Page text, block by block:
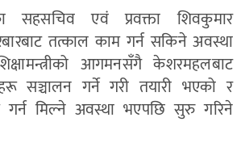
सहसचिव एवं प्रवक्ता शिवकुमार
तत्काल काम गर्न सकिने अवस्था
आगमनसँगै केशरमहलबाट
सञ्चालन गर्ने गरी तयारी भएको र
गर्न मिल्ने अवस्था भएपछि सुरु गरिने